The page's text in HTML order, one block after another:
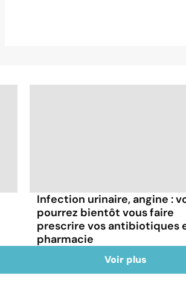
Infection urinaire, angine :
pourrez bientôt vous faire
prescrire vos antibiotiques
pharmacie
Voir plus